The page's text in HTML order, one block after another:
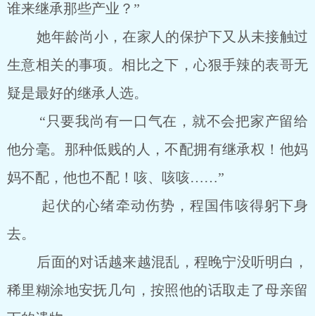
谁来继承那些产业？”
她年龄尚小，在家人的保护下又从未接触过
生意相关的事项。相比之下，心狠手辣的表哥无
疑是最好的继承人选。
“只要我尚有一口气在，就不会把家产留给
他分毫。那种低贱的人，不配拥有继承权！他妈
妈不配，他也不配！咳、咳咳……”
起伏的心绪牵动伤势，程国伟咳得躬下身
去。
后面的对话越来越混乱，程晚宁没听明白，
稀里糊涂地安抚几句，按照他的话取走了母亲留